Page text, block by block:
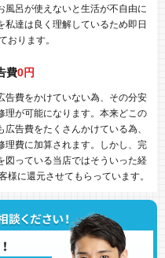
風呂が使えないと生活が不自由に
私達は良く理解しているため即日
おります。
費0円
告費をかけていない為、その分安
理が可能になります。本来どこの
広告費をたくさんかけている為、
理費に加算されます。しかし、完
図っている当店ではそういった経
に還元させてもらっています。